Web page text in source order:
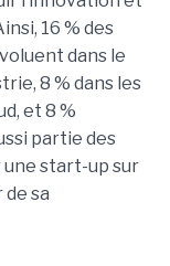
16 % des
dans le
8 % dans les
et 8 %
partie des
une start-up sur
sa